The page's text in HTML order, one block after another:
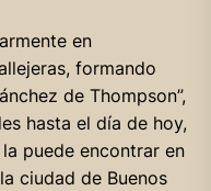
en
formando
de Thompson”,
hasta el día de hoy,
puede encontrar en
ciudad de Buenos